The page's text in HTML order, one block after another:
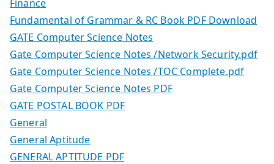
Finance
Fundamental of Grammar & RC Book PDF Download
GATE Computer Science Notes
Gate Computer Science Notes /Network Security.pdf
Gate Computer Science Notes /TOC Complete.pdf
Gate Computer Science Notes PDF
GATE POSTAL BOOK PDF
General
General Aptitude
GENERAL APTITUDE PDF